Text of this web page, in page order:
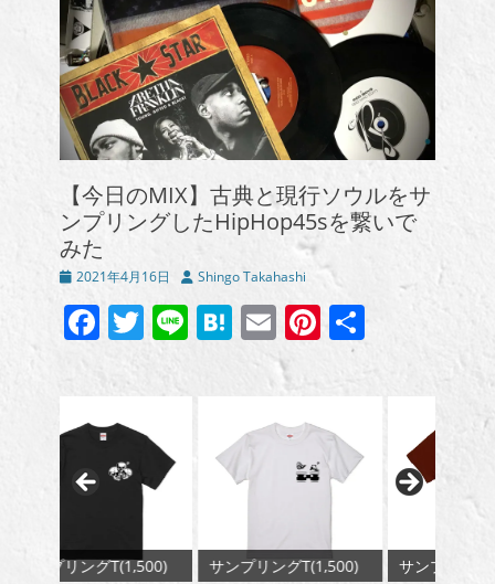
【今日のMIX】古典と現行ソウルをサ
ンプリングしたHipHop45sを繋いで
みた
投
日
2021年4月16日
投
者
Shingo Takahashi
Facebook
Twitter
LineHatena
EmailPinterest
サンプリングT(1,500) サンプリングT(1,500)